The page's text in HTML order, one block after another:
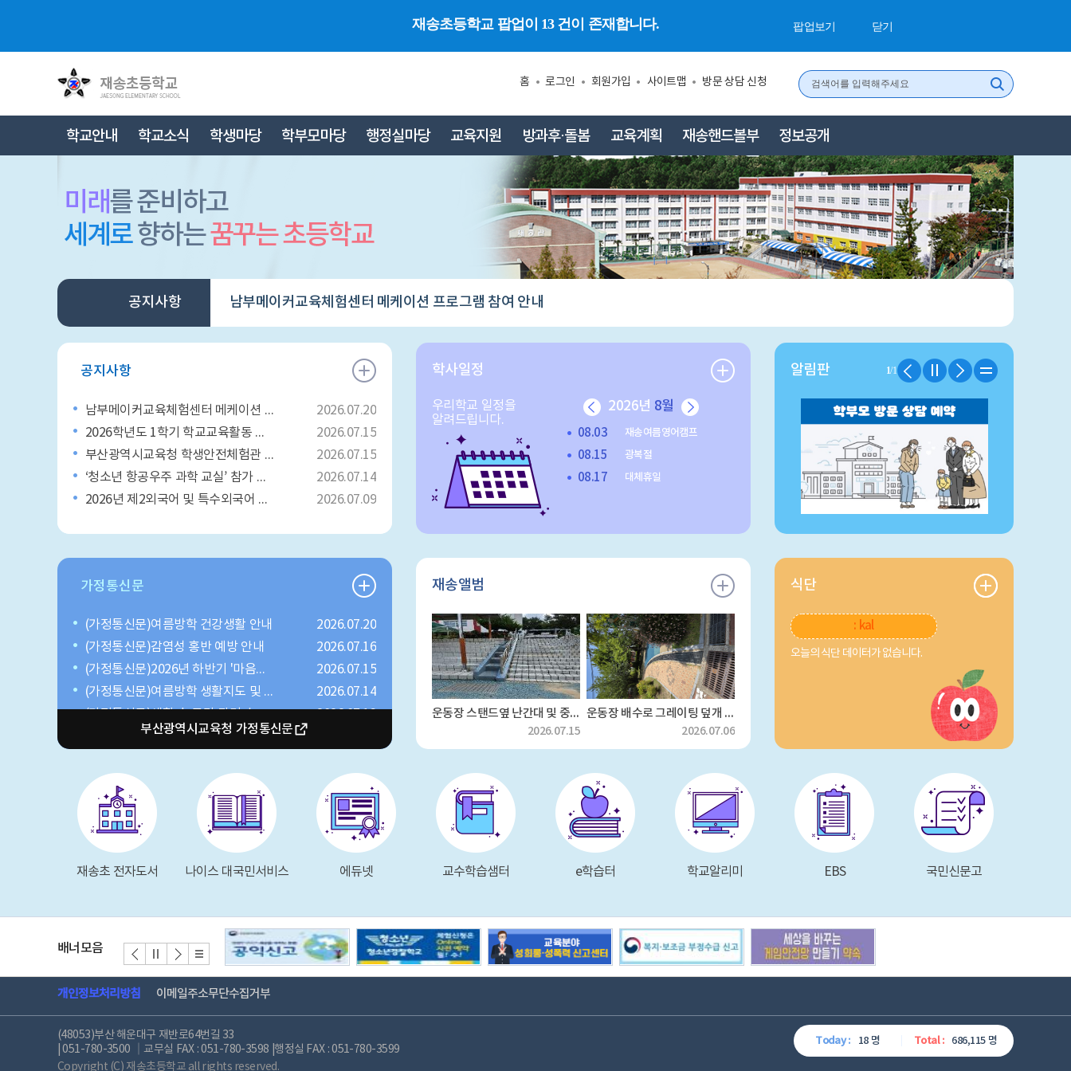
재송초등학교 팝업이 13 건이 존재합니다. 팝업보기 닫기
검
색
홈 로그인 회원가입 사이트맵 방문 상담 신청
학교안내 학교소식 학생마당 학부모마당 행정실마당 교육지원 방과후⋅돌봄 교육계획 재송핸드볼부 정보공개
공지사항 남부메이커교육체험센터 메케이션 프로그램 참여 안내
공지사항
남부메이커교육체험센터 메케이션 프로그램 참여 안내
2026.07.20
2026학년도 1학기 학교교육활동 설문조사(학생용)
2026.07.15
부산광역시교육청 학생안전체험관 ‘2026년 여름방학 가족과 함께하는 안전체험교육’신청 안내
2026.07.15
‘청소년 항공우주 과학 교실’ 참가 안내
2026.07.14
2026년 제2외국어 및 특수외국어 프로그램 2기(영어교육거점센터 서부, 해운대) 신청 안내
2026.07.09
학사일정
우리학교 일정을
알려드립니다.
2026년 8월
08.03 재송여름영어캠프
08.15 광복절
08.17 대체휴일
알림판 1/1
가정통신문
(가정통신문)여름방학 건강생활 안내
2026.07.20
(가정통신문)감염성 홍반 예방 안내
2026.07.16
(가정통신문)2026년 하반기 '마음이 따뜻한 헌혈 영웅' 캠페인 안내
2026.07.15
(가정통신문)여름방학 생활지도 및 안전 관련 안내
2026.07.14
(가정통신문)생활 속 구강 관리 수칙 안내
2026.07.13
부산광역시교육청 가정통신문
재송앨범
운동장 스탠드옆 난간대 및 중앙 현관 출입구 장애인 안전손잡이 설치
2026.07.15
운동장 배수로 그레이팅 덮개 설치
2026.07.06
식단
: kal
오늘의 식단 데이터가 없습니다.
재송초 전자도서 나이스 대국민서비스 에듀넷 교수학습샘터 e학습터 학교알리미 EBS 국민신문고
배너모음
개인정보처리방침 이메일주소무단수집거부
Today : 18 명 Total : 686,115 명
(48053)부산 해운대구 재반로64번길 33
| 051-780-3500 │교무실 FAX : 051-780-3598 |행정실 FAX : 051-780-3599
Copyright (C) 재송초등학교 all rights reserved.